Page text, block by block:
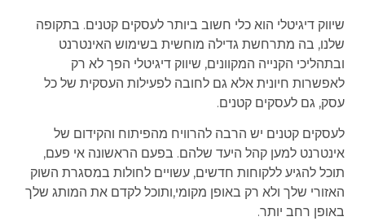
שיווק דיגיטלי הוא כלי חשוב ביותר לעסקים קטנים. בתקופה
שלנו, בה מתרחשת גדילה מוחשית בשימוש האינטרנט
ובתהליכי הקנייה המקוונים, שיווק דיגיטלי הפך לא רק
לאפשרות חיונית אלא גם לחובה לפעילות העסקית של כל
עסק, גם לעסקים קטנים.
לעסקים קטנים יש הרבה להרוויח מהפיתוח והקידום של
אינטרנט למען קהל היעד שלהם. בפעם הראשונה אי פעם,
תוכל להגיע ללקוחות חדשים, עשויים לחולות במסגרת השוק
האזורי שלך ולא רק באופן מקומי,ותוכל לקדם את המותג שלך
באופן רחב יותר.